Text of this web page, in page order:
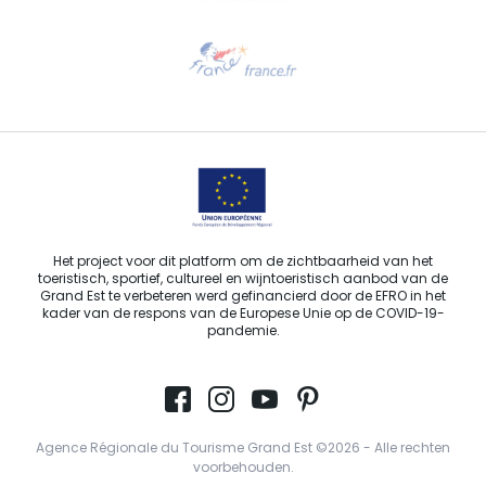
Stuur ons een e-mail
Het project voor dit platform om de zichtbaarheid van het
toeristisch, sportief, cultureel en wijntoeristisch aanbod van de
Grand Est te verbeteren werd gefinancierd door de EFRO in het
kader van de respons van de Europese Unie op de COVID-19-
pandemie.
Agence Régionale du Tourisme Grand Est ©2026 - Alle rechten
voorbehouden.